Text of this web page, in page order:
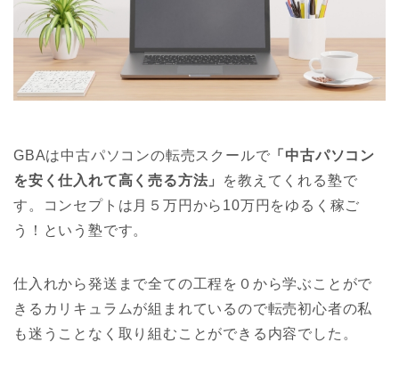
GBAは中古パソコンの転売スクールで 「中古パソコン
を安く仕入れて高く売る方法」
を教えてくれる塾で
す。コンセプトは月５万円から10万円をゆるく稼ご
う！という塾です。
仕入れから発送まで全ての工程を０から学ぶことがで
きるカリキュラムが組まれているので転売初心者の私
も迷うことなく取り組むことができる内容でした。